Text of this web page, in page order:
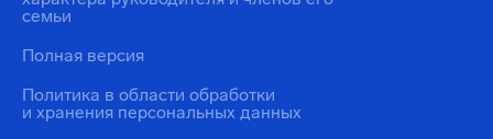
Политика в области обработки
и хранения персональных данных
семьи
Полная версия